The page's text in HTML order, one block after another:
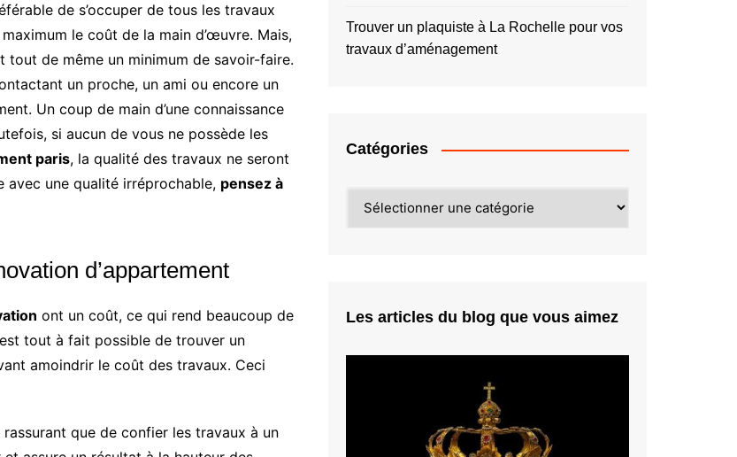
de s’occuper de tous les travaux
le coût de la main d’œuvre. Mais,
de même un minimum de savoir-faire.
un proche, un ami ou encore un
Un coup de main d’une connaissance
si aucun de vous ne possède les
paris, la qualité des travaux ne seront
avec une qualité irréprochable, pensez à
d’appartement
ont un coût, ce qui rend beaucoup de
tout à fait possible de trouver un
amoindrir le coût des travaux. Ceci
que de confier les travaux à un
Trouver un plaquiste à La Rochelle pour vos
travaux d’aménagement
Catégories
Les articles du blog que vous aimez